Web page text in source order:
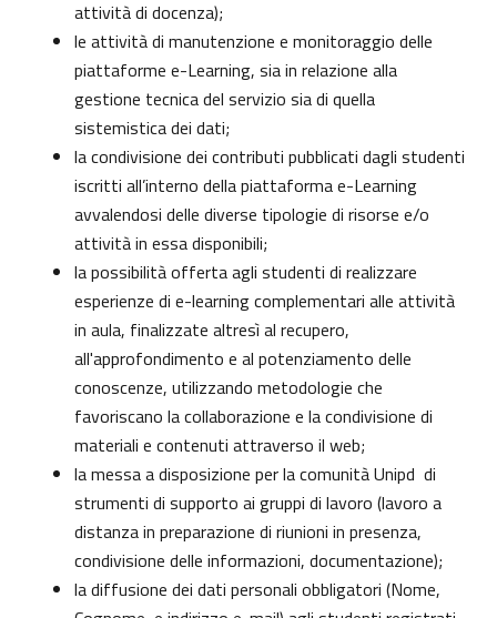
attività di docenza);
le attività di manutenzione e monitoraggio delle
piattaforme e-Learning, sia in relazione alla
gestione tecnica del servizio sia di quella
sistemistica dei dati;
la condivisione dei contributi pubblicati dagli studenti
iscritti all’interno della piattaforma e-Learning
avvalendosi delle diverse tipologie di risorse e/o
attività in essa disponibili;
la possibilità offerta agli studenti di realizzare
esperienze di e-learning complementari alle attività
in aula, finalizzate altresì al recupero,
all'approfondimento e al potenziamento delle
conoscenze, utilizzando metodologie che
favoriscano la collaborazione e la condivisione di
materiali e contenuti attraverso il web;
la messa a disposizione per la comunità Unipd di
strumenti di supporto ai gruppi di lavoro (lavoro a
distanza in preparazione di riunioni in presenza,
condivisione delle informazioni, documentazione);
la diffusione dei dati personali obbligatori (Nome,